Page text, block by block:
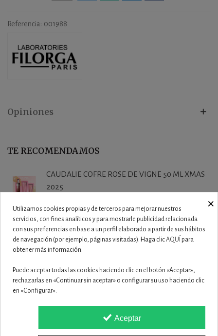
Referencia: 001988
Opiniones
TE RECOMENDAMOS
CAUDALIE COFRE ROSE DE VIGNE 50 ML XMAS
2025
CAUDALIE VINOHYDRA COFRE CREMA
HIDRATACION 60...
19,90 €
CAUDALIE VINOCLEAN DUO SET XMAS 2025
19,50 €
ISDIN ISDINCEUTICS ESSENTIAL PUR 150
×
Utilizamos cookies propias y de terceros para mejorar nuestros
servicios, con fines analíticos y para mostrarle publicidad relacionada
con sus preferencias en base a un perfil elaborado a partir de sus hábitos
de navegación (por ejemplo, páginas visitadas). Haga clicAQUÍ para
obtener más información.
Puede aceptar todas las cookies haciendo clic en el botón «Aceptar»,
rechazarlas en «Continuar sin aceptar» o configurar su uso haciendo clic
en «Configurar».
Aceptar